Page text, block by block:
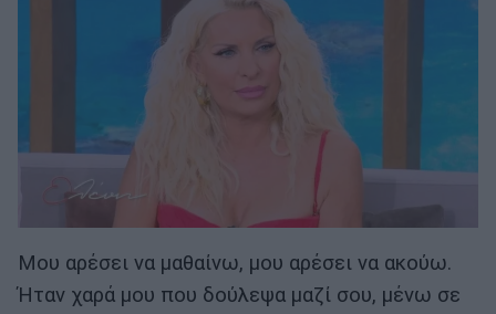
Μου αρέσει να μαθαίνω, μου αρέσει να ακούω.
Ήταν χαρά μου που δούλεψα μαζί σου, μένω σε